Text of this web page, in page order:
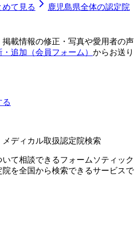
て見る 鹿児島県全体の認定院
載情報の修正・写真や愛用者の声
追加（会員フォーム） からお送り
る
ディカル取扱認定院検索
て相談できるフォームソティック
を全国から検索できるサービスで